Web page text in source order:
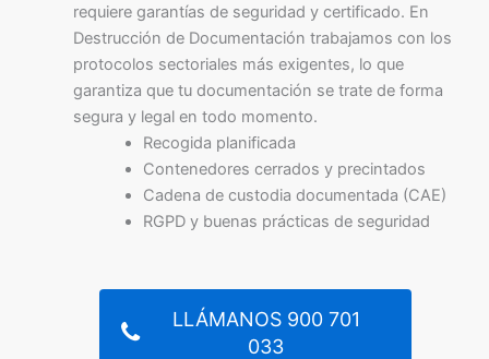
requiere garantías de seguridad y certificado. En
Destrucción de Documentación trabajamos con los
protocolos sectoriales más exigentes, lo que
garantiza que tu documentación se trate de forma
segura y legal en todo momento.
Recogida planificada
Contenedores cerrados y precintados
Cadena de custodia documentada (CAE)
RGPD y buenas prácticas de seguridad
LLÁMANOS 900 701
033